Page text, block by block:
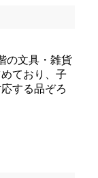
の文具・雑貨
ており、子
する品ぞろ